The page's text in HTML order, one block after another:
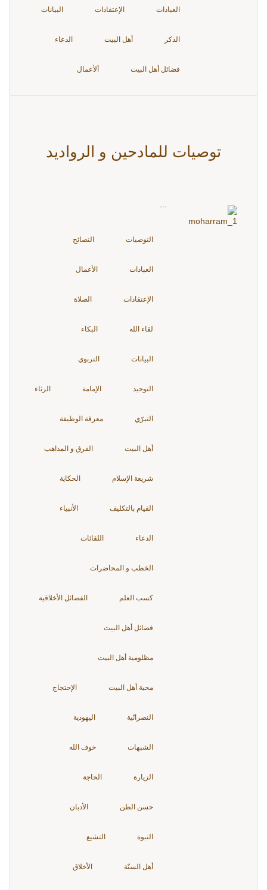
العبادات الإعتقادات البيانات
الذكر أهل البيت الدعاء
فضائل أهل البيت ألأعمال
توصيات للمادحين و الرواديد
التوصيات النصائح
العبادات الأعمال
الإعتقادات الصلاة
لقاء الله البكاء
البيانات التربوي
التوحيد الإمامة الرثاء
التبرّي معرفة الوظيفة
أهل البيت الفرق و المذاهب
شريعة الإسلام الحكاية
القيام بالتكليف الأنبياء
الدعاء اللقائات
الخطب و المحاضرات
كسب العلم الفضائل الأخلاقية
فضائل أهل البيت
مظلومية أهل البيت
محبة أهل البيت الإحتجاج
النصرانّية اليهودية
الشبهات خوف الله
الزيارة الحاجة
حسن الظن الأديان
النبوة التشيع
أهل السنّة الأخلاق